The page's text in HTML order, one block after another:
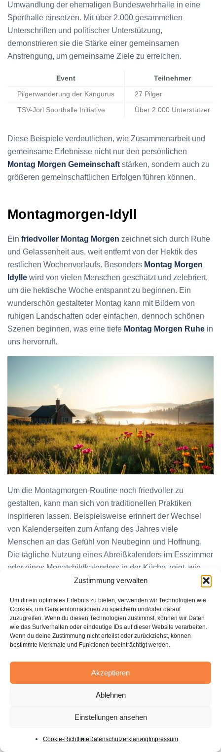
Zustimmung verwalten
Um dir ein optimales Erlebnis zu bieten, verwenden wir Technologien wie
Cookies, um Geräteinformationen zu speichern und/oder darauf
zuzugreifen. Wenn du diesen Technologien zustimmst, können wir Daten
wie das Surfverhalten oder eindeutige IDs auf dieser Website verarbeiten.
Wenn du deine Zustimmung nicht erteilst oder zurückziehst, können
bestimmte Merkmale und Funktionen beeinträchtigt werden.
Akzeptieren
Ablehnen
Einstellungen ansehen
Cookie-Richtlinie Datenschutzerklärung Impressum
Umwandlung der ehemaligen Bundeswehrhalle in eine
Sporthalle einsetzen. Mit über 2.000 gesammelten
Unterschriften und politischer Unterstützung,
demonstrieren sie die Stärke einer gemeinsamen
Anstrengung, um gemeinsame Ziele zu erreichen.
Event Teilnehmer
Pilgerwanderung der Kängurus 27 Pilger
TSV-Jörl Sporthalle Initiative Über 2.000 Unterstützer
Diese Beispiele verdeutlichen, wie Zusammenarbeit und
gemeinsame Erlebnisse nicht nur den persönlichen
Montag Morgen Gemeinschaft stärken, sondern auch zu
größeren gemeinschaftlichen Erfolgen führen können.
Montagmorgen-Idyll
Ein friedvoller Montag Morgen zeichnet sich durch Ruhe
und Gelassenheit aus, weit entfernt von der Hektik des
restlichen Wochenverlaufs. Besonders Montag Morgen
Idylle wird von vielen Menschen geschätzt und zelebriert,
um die hektische Woche entspannt zu beginnen. Ein
wunderschön gestalteter Montag kann mit Bildern von
ruhigen Landschaften oder einfachen, dennoch schönen
Szenen beginnen, was eine tiefe Montag Morgen Ruhe in
uns hervorruft.
Um die Montagmorgen-Routine noch friedvoller zu
gestalten, kann man sich von traditionellen Praktiken
inspirieren lassen. Beispielsweise erinnert der Wechsel
von Kalenderseiten zum Anfang des Jahres viele
Menschen an das Gefühl von Neubeginn und Hoffnung.
Die tägliche Nutzung eines Abreißkalenders im Esszimmer
oder eines Monatsbildkalenders in der Küche zeigt, wie
Bilder und Symbole bestimmte Emotionen hervorrufen
Ein weiterer traditioneller Brauch ist das Empfangen der
Segenswünsche von Sternsängern um die Neujahrszeit,
was bei vielen Menschen hoffnungsvolle Gedanken
Herausforderungen des Alltags letztendlich alles gut
Die Teilnahme an Veranstaltungen wie der
Juni 2023 teilnahmen, unterstützt ebenfalls dieses Gefühl